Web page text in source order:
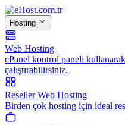
Hosting
Web Hosting
cPanel kontrol paneli
çalıştırabilirsiniz.
Reseller Web Hosting
Birden çok hosting için ideal